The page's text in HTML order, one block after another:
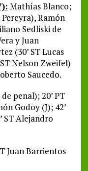
Mathías Blanco;
Ramón
Sedliski de
y Juan
(30’ ST Lucas
Nelson Zweifel)
Saucedo.
penal); 20’ PT
Godoy (J); 42’
ST Alejandro
Juan Barrientos